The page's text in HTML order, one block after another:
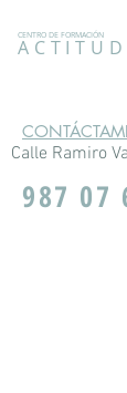
CENTRO DE FORMACIÓN
Calle Ramiro
987 07